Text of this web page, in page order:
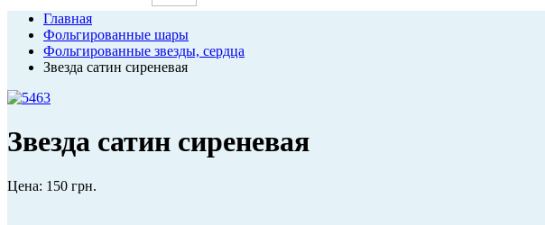
Главная
Фольгированные шары
Фольгированные звезды, сердца
Звезда сатин сиреневая
Звезда сатин сиреневая
Цена: 150 грн.